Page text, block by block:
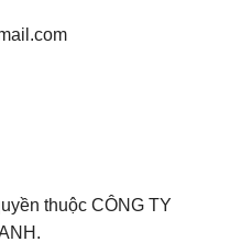
thuộc CÔNG TY